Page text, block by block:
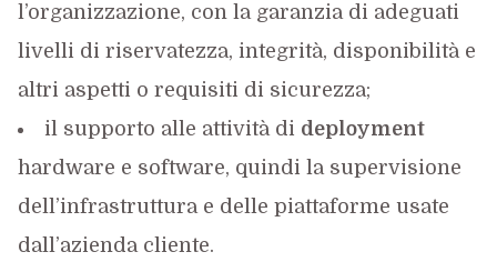
l’organizzazione, con la garanzia di adeguati
livelli di riservatezza, integrità, disponibilità e
altri aspetti o requisiti di sicurezza;
il supporto alle attività di deployment
hardware e software, quindi la supervisione
dell’infrastruttura e delle piattaforme usate
dall’azienda cliente.